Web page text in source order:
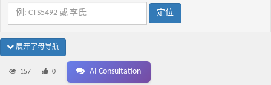
展开字母导航
157 0 AI Consultation